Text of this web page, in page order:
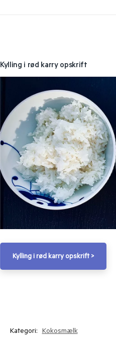
Kylling i rød karry opskrift
Kylling i rød karry opskrift >
Kategori: Kokosmælk